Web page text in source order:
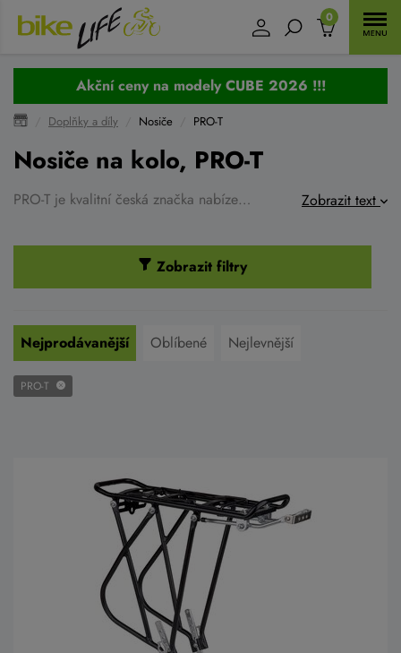
0
Akční ceny na modely CUBE 2026 !!!
Doplňky a díly Nosiče PRO-T
Nosiče na kolo, PRO-T
PRO-T je kvalitní česká značka nabízející kompletní sortiment dílů a cyklodoplňků na kolo. Výborné ceny a maximální kvalita je pro tuto značku priorita. Jedna z nejsilnějších značek na cyklistickém trhu. Zobrazit text
Zobrazit filtry
Nejprodávanější Oblíbené Nejlevnější
PRO-T